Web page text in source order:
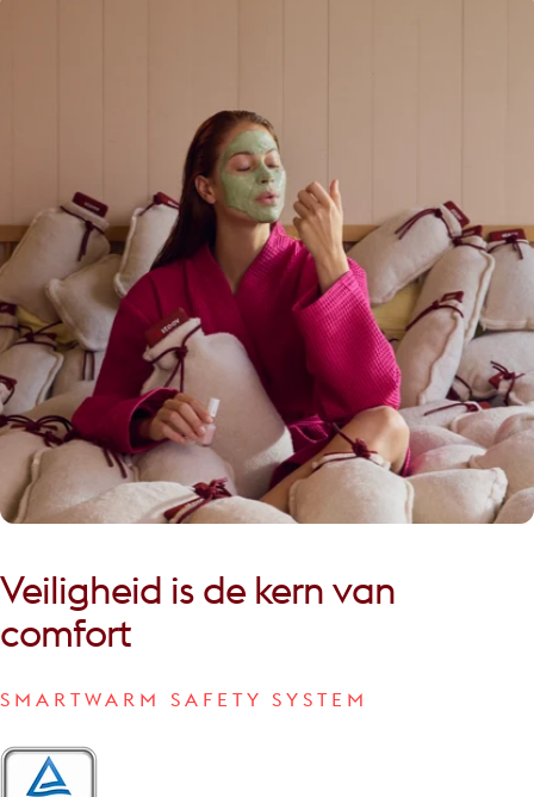
Veiligheid is de kern van
comfort
SMARTWARM SAFETY SYSTEM